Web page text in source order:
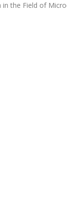
in the Field of